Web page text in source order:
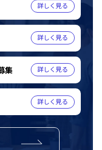
集